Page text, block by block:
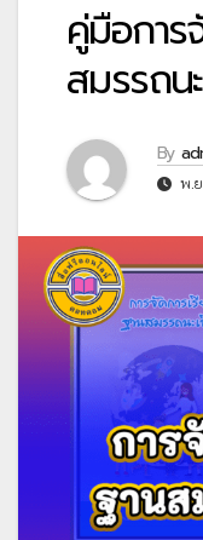
คู่มือการ
สมรรถน
By
พ.